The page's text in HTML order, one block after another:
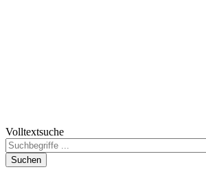
Volltextsuche
Suchen